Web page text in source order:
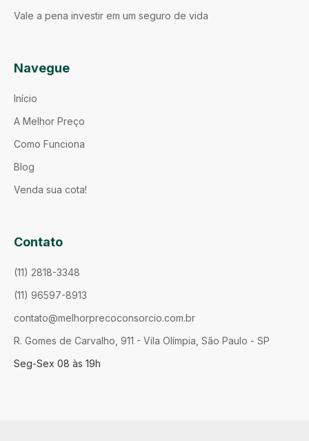
Vale a pena investir em um seguro de vida
Navegue
Início
A Melhor Preço
Como Funciona
Blog
Venda sua cota!
Contato
(11) 2818-3348
(11) 96597-8913
contato@melhorprecoconsorcio.com.br
R. Gomes de Carvalho, 911 - Vila Olímpia, São Paulo - SP
Seg-Sex 08 às 19h